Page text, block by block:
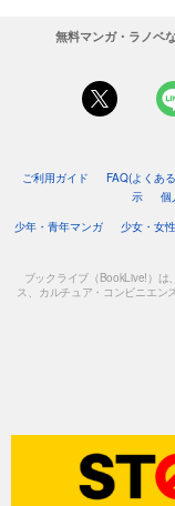
無料マンガ・ラノベ
ご利用ガイド FAQ(よくあ
示
個
少年・青年マンガ
少女・女
ブックライブ（BookLive!）は
ス、カルチュア・コンビニエン